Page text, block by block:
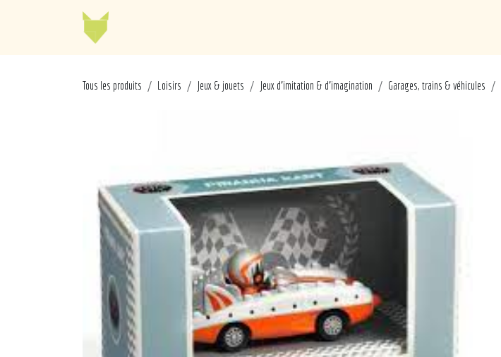
Tous les produits Loisirs Jeux & jouets Jeux d'imitation & d'imagination Garages, trains & véhicules